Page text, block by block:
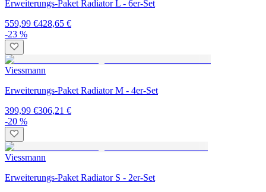
Erweiterungs-Paket Radiator L - 6er-Set
559,99 €428,65 €
-23 %
Viessmann
Erweiterungs-Paket Radiator M - 4er-Set
399,99 €306,21 €
-20 %
Viessmann
Erweiterungs-Paket Radiator S - 2er-Set